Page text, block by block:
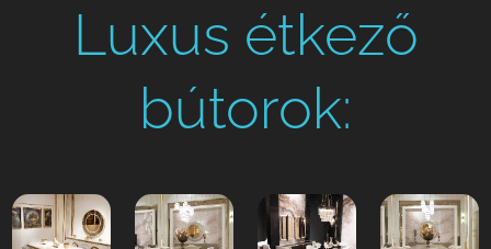
Luxus étkező
bútorok: